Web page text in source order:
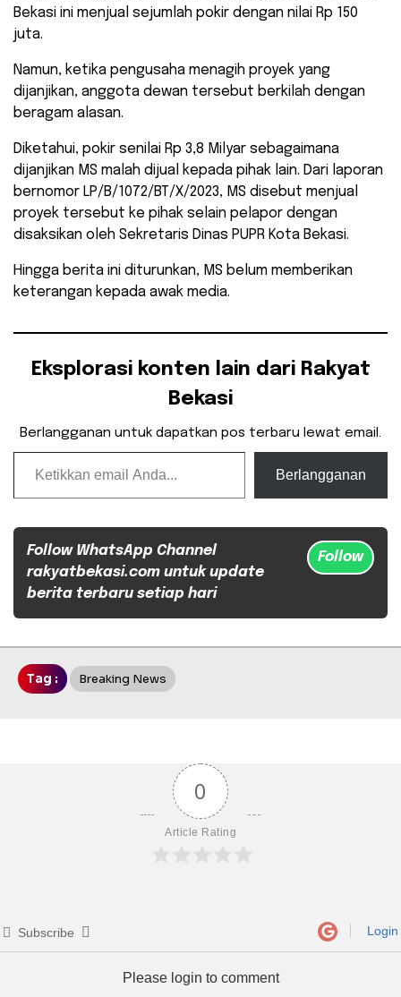
Bekasi ini menjual sejumlah pokir dengan nilai Rp 150
juta.
Namun, ketika pengusaha menagih proyek yang
dijanjikan, anggota dewan tersebut berkilah dengan
beragam alasan.
Diketahui, pokir senilai Rp 3,8 Milyar sebagaimana
dijanjikan MS malah dijual kepada pihak lain. Dari laporan
bernomor LP/B/1072/BT/X/2023, MS disebut menjual
proyek tersebut ke pihak selain pelapor dengan
disaksikan oleh Sekretaris Dinas PUPR Kota Bekasi.
Hingga berita ini diturunkan, MS belum memberikan
keterangan kepada awak media.
Eksplorasi konten lain dari Rakyat
Bekasi
Berlangganan untuk dapatkan pos terbaru lewat email.
Ketikkan email Anda...
Berlangganan
Follow WhatsApp Channel
rakyatbekasi.com untuk update
berita terbaru setiap hari
Follow
Tag : Breaking News
0
Article Rating
Subscribe Login
Please login to comment